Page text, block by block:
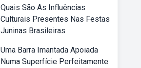
Quais São As Influências
Culturais Presentes Nas Festas
Juninas Brasileiras
Uma Barra Imantada Apoiada
Numa Superfície Perfeitamente